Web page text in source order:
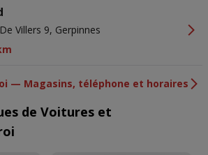
Villers 9, Gerpinnes
— Magasins, téléphone et horaires
de Voitures et